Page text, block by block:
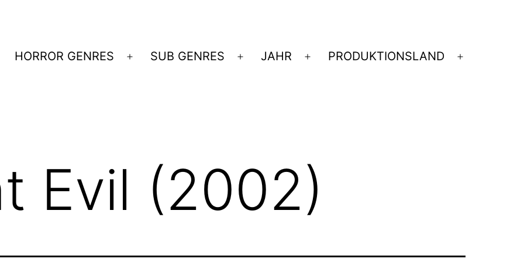
HORROR GENRES
Menü
SUB GENRES
Menü
JAHR
Menü
PRODUKTIONSLAND
Evil (2002)